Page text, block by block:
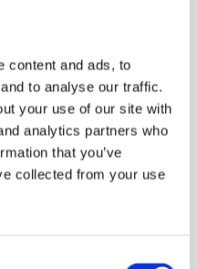
content and ads, to
to analyse our traffic.
your use of our site with
analytics partners who
that you’ve
collected from your use
как тебе кажется
статья?